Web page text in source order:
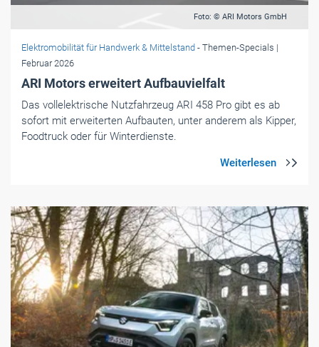
Foto: © ARI Motors GmbH
Elektromobilität für Handwerk & Mittelstand - Themen-Specials |
Februar 2026
ARI Motors erweitert Aufbauvielfalt
Das vollelektrische Nutzfahrzeug ARI 458 Pro gibt es ab
sofort mit erweiterten Aufbauten, unter anderem als Kipper,
Foodtruck oder für Winterdienste.